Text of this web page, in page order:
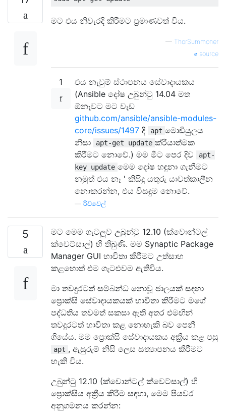
මට එය නිවැරදි කිරීමට ප්‍රමාණවත් විය.
— ThorSummoner
source
1
එය නැවුම් ස්ථාපනය සේවාදායකය
(Ansible දෝෂ උබුන්ටු 14.04 මත
ඕනෑවට මට වැඩ
github.com/ansible/ansible-modules-
core/issues/1497 දී apt මොඩියුලය
නිසා
apt-get update ක්රියාත්මක
කිරීමට නොවේ.) මම මීට පෙර දිව
apt-
key update මෙම දෝෂ හඳුනා ගැනීමට
නමුත් එය නෑ ' කිසිදු යතුරු යාවත්කාලීන
නොකරන්න, එය විසඳුම නොවේ.
රිච්වෙල්
5
මට මෙම ගැටලුව උබුන්ටු 12.10 (ක්වොන්ටල්
ක්වෙට්සාල්) හි තිබුණි. මම Synaptic Package
Manager GUI භාවිතා කිරීමට උත්සාහ
කළහොත් එම ගැටළුවම ඇතිවිය.
මා තවදුරටත් සම්බන්ධ නොවූ ජාලයක් සඳහා
ප්‍රොක්සි සේවාදායකයක් භාවිතා කිරීමට මගේ
පද්ධතිය තවමත් සකසා ඇති අතර එමඟින්
තවදුරටත් භාවිතා කළ නොහැකි බව පෙනී
ගියේය. මම ප්‍රොක්සි සේවාදායකය අක්‍රිය කළ පසු
apt , ඇසුරුම් නිසි ලෙස සත්‍යාපනය කිරීමට
හැකි විය.
උබුන්ටු 12.10 (ක්වොන්ටල් ක්වෙට්සාල්) හි
ප්‍රොක්සිය අක්‍රීය කිරීම සඳහා, මෙම පියවර
අනුගමනය කරන්න: